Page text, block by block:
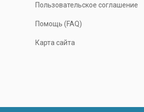
Пользовательское соглашение
Помощь (FAQ)
Карта сайта